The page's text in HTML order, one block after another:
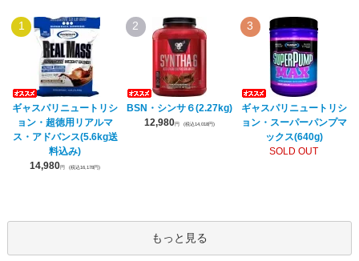
1
ギャスパリニュートリシ
ョン・超徳用リアルマ
ス・アドバンス(5.6kg送
料込み)
14,980円 (税込16,178円)
2
BSN・シンサ６(2.27kg)
12,980円 (税込14,018円)
3
ギャスパリニュートリシ
ョン・スーパーパンプマ
ックス(640g)
SOLD OUT
もっと見る